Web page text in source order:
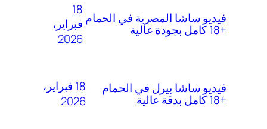
فيديو ساشا المصرية في الحمام
+18 كامل بجودة عالية
18
فبراير،
2026
فيديو ساشا بيرل في الحمام
+18 كامل بدقة عالية
18 فبراير،
2026